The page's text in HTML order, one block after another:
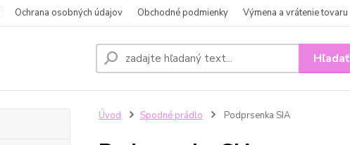
Ochrana osobných údajov Obchodné podmienky Výmena a vrátenie tovaru
Hľadať
Úvod Spodné prádlo Podprsenka SIA